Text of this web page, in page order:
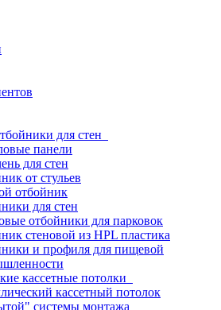
для стен
панели
для стен
от стульев
отбойник
для стен
отбойники для парковок
стеновой из HPL пластика
и профиля для пищевой
кассетные потолки
кассетный потолок
системы монтажа